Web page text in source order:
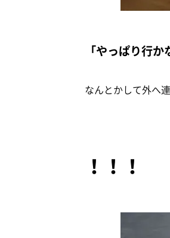
「やっぱり行か
なんとかして外へ
！！！